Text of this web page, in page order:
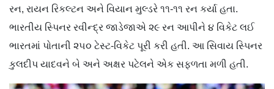
રન, રાયન રિકલ્ટન અને વિયાન મુલ્ડરે ૧૧-૧૧ રન કર્યા હતા.
ભારતીય સ્પિનર રવીન્દ્ર જાડેજાએ ૨૯ રન આપીને ૪ વિકેટ લઈ
ભારતમાં પોતાની ૨૫૦ ટેસ્ટ-વિકેટ પૂરી કરી હતી. આ સિવાય સ્પિનર
કુલદીપ યાદવને બે અને અક્ષર પટેલને એક સફળતા મળી હતી.